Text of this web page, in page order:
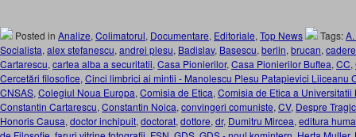
Posted in Analize, Colimatorul, Documentare, Editoriale, Top News Tags:
Socialista, alex stefanescu, andrei plesu, Badislav, Basescu, berlin, brucan,
Cartarescu, cartea alba a securitatii, Casa Pionierilor, Casa Pionierilor Buftea, CC,
Cercetări filosofice, Cinci limbrici ai mintii - Manolescu Plesu Patapievici Liiceanu
CNSAS, Colegiul Noua Europa, Comisia de Etica, Comisia de Etica a Universitatii
Constantin Cartarescu, Constantin Noica, convingeri comuniste, CV, Despre Tragic
Honoris Causa, doctor inchipuit, doctorat, dottore, dr, Dumitru Mircea, editura